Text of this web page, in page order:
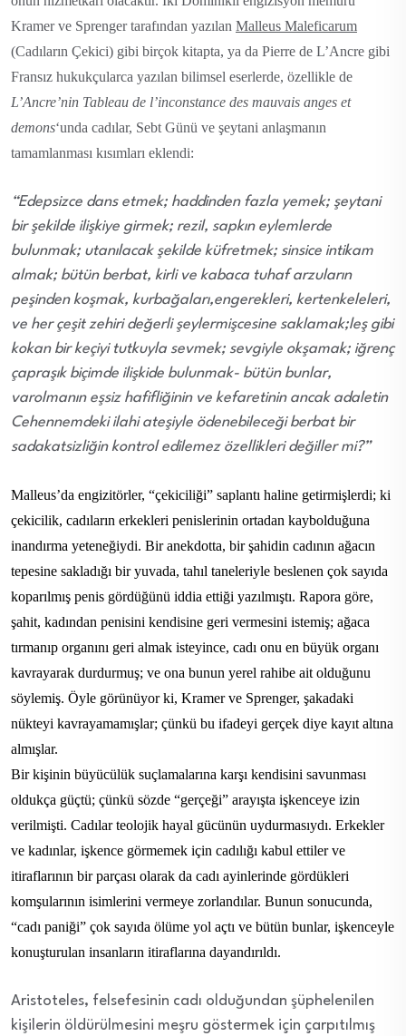
Kramer ve Sprenger tarafından yazılan Malleus Maleficarum
(Cadıların Çekici) gibi birçok kitapta, ya da Pierre de L’Ancre gibi
Fransız hukukçularca yazılan bilimsel eserlerde, özellikle de
L’Ancre’nin Tableau de l’inconstance des mauvais anges et
demons‘unda cadılar, Sebt Günü ve şeytani anlaşmanın
tamamlanması kısımları eklendi:
“Edepsizce dans etmek; haddinden fazla yemek; şeytani
bir şekilde ilişkiye girmek; rezil, sapkın eylemlerde
bulunmak; utanılacak şekilde küfretmek; sinsice intikam
almak; bütün berbat, kirli ve kabaca tuhaf arzuların
peşinden koşmak, kurbağaları,engerekleri, kertenkeleleri,
ve her çeşit zehiri değerli şeylermişcesine saklamak;leş gibi
kokan bir keçiyi tutkuyla sevmek; sevgiyle okşamak; iğrenç
çapraşık biçimde ilişkide bulunmak- bütün bunlar,
varolmanın eşsiz hafifliğinin ve kefaretinin ancak adaletin
Cehennemdeki ilahi ateşiyle ödenebileceği berbat bir
sadakatsizliğin kontrol edilemez özellikleri değiller mi?”
Malleus’da engizitörler, “çekiciliği” saplantı haline getirmişlerdi; ki
çekicilik, cadıların erkekleri penislerinin ortadan kaybolduğuna
inandırma yeteneğiydi. Bir anekdotta, bir şahidin cadının ağacın
tepesine sakladığı bir yuvada, tahıl taneleriyle beslenen çok sayıda
koparılmış penis gördüğünü iddia ettiği yazılmıştı. Rapora göre,
şahit, kadından penisini kendisine geri vermesini istemiş; ağaca
tırmanıp organını geri almak isteyince, cadı onu en büyük organı
kavrayarak durdurmuş; ve ona bunun yerel rahibe ait olduğunu
söylemiş. Öyle görünüyor ki, Kramer ve Sprenger, şakadaki
nükteyi kavrayamamışlar; çünkü bu ifadeyi gerçek diye kayıt altına
almışlar.
Bir kişinin büyücülük suçlamalarına karşı kendisini savunması
oldukça güçtü; çünkü sözde “gerçeği” arayışta işkenceye izin
verilmişti. Cadılar teolojik hayal gücünün uydurmasıydı. Erkekler
ve kadınlar, işkence görmemek için cadılığı kabul ettiler ve
itiraflarının bir parçası olarak da cadı ayinlerinde gördükleri
komşularının isimlerini vermeye zorlandılar. Bunun sonucunda,
“cadı paniği” çok sayıda ölüme yol açtı ve bütün bunlar, işkenceyle
konuşturulan insanların itiraflarına dayandırıldı.
Aristoteles, felsefesinin cadı olduğundan şüphelenilen
kişilerin öldürülmesini meşru göstermek için çarpıtılmış